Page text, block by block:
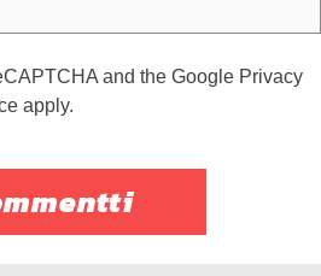
and the Google Privacy
apply.